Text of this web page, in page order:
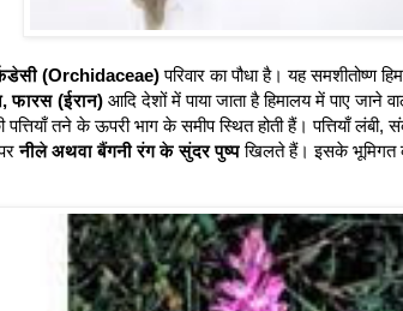
(Orchidaceae)परिवार का पौधा है। यह समशीतोष्ण
फारस (ईरान)आदि देशों में पाया जाता है हिमालय में पाए जाने
तने के ऊपरी भाग के समीप स्थित होती हैं। पत्तियाँ लंबी,
नीले अथवा बैंगनी रंग के सुंदर पुष्पखिलते हैं। इसके भूमिगत